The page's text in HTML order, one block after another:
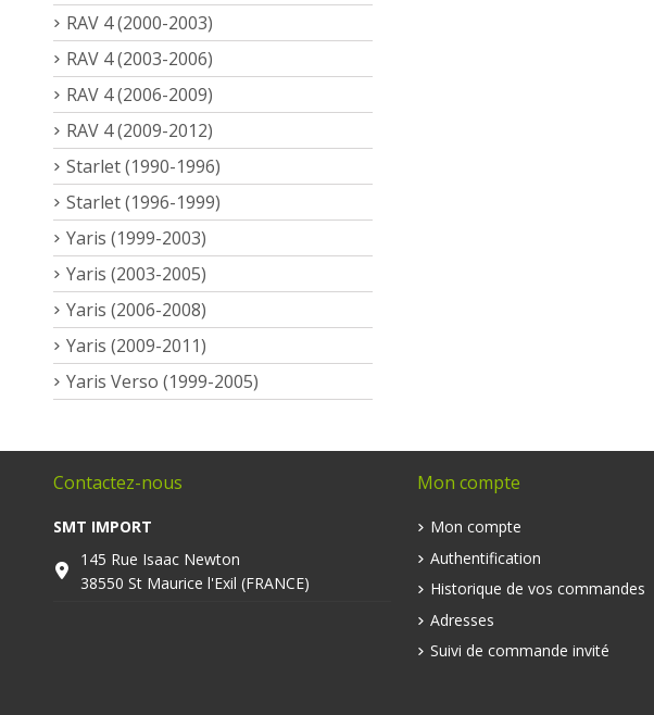
RAV 4 (2000-2003)
RAV 4 (2003-2006)
RAV 4 (2006-2009)
RAV 4 (2009-2012)
Starlet (1990-1996)
Starlet (1996-1999)
Yaris (1999-2003)
Yaris (2003-2005)
Yaris (2006-2008)
Yaris (2009-2011)
Yaris Verso (1999-2005)
Contactez-nous
SMT IMPORT
145 Rue Isaac Newton
38550 St Maurice l'Exil (FRANCE)
Mon compte
Mon compte
Authentification
Historique de vos commandes
Adresses
Suivi de commande invité